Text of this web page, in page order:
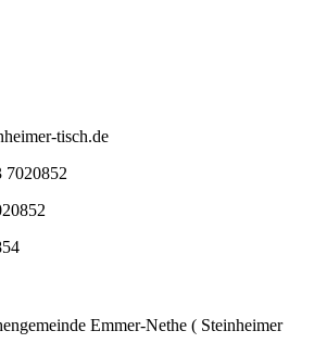
tisch.de
Emmer-Nethe ( Steinheimer